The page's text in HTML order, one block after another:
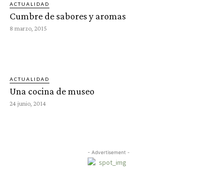
ACTUALIDAD
Cumbre de sabores y aromas
8 marzo, 2015
ACTUALIDAD
Una cocina de museo
24 junio, 2014
- Advertisement -